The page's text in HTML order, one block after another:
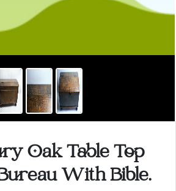
Oak Table Top
With Bible.